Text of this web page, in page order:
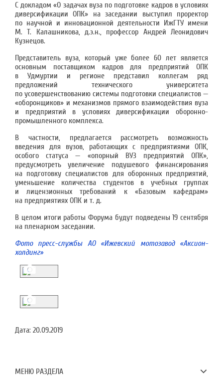
C докладом «О задачах вуза по подготовке кадров в условиях
диверсификации ОПК» на заседании выступил проректор
по научной и инновационной деятельности ИжГТУ имени
М. Т. Калашникова, д.э.н., профессор Андрей Леонидович
Кузнецов.
Представитель вуза, который уже более 60 лет является
основным поставщиком кадров для предприятий ОПК
в Удмуртии и регионе представил коллегам ряд
предложений технического университета
по усовершенствованию системы подготовки специалистов —
«оборонщиков» и механизмов прямого взаимодействия вуза
и предприятий в условиях диверсификации оборонно-
промышленного комплекса.
В частности, предлагается рассмотреть возможность
введения для вузов, работающих с предприятиями ОПК,
особого статуса — «опорный ВУЗ предприятий ОПК»,
предусмотреть увеличение подушевого финансирования
на подготовку специалистов для оборонных предприятий,
уменьшение количества студентов в учебных группах
и лицензионных требований к «Базовым кафедрам»
на предприятиях ОПК и т. д.
В целом итоги работы Форума будут подведены 19 сентября
на пленарном заседании.
Фото пресс-службы АО «Ижевский мотозавод «Аксион-
холдинг»
Дата: 20.09.2019
МЕНЮ РАЗДЕЛА